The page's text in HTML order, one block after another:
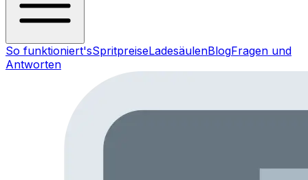
So funktioniert'sSpritpreiseLadesäulenBlogFragen und
Antworten